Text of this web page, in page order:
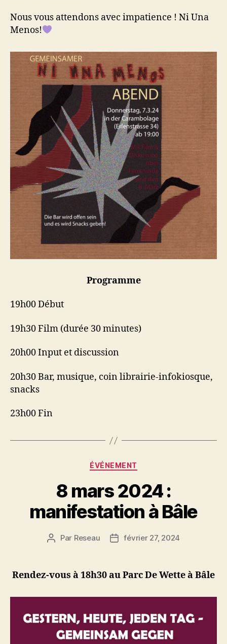
Nous vous attendons avec impatience ! Ni Una
Menos!
Programme
19h00 Début
19h30 Film (durée 30 minutes)
20h00 Input et discussion
20h30 Bar, musique, coin librairie-infokiosque,
snacks
23h00 Fin
Catégories
ÉVÉNEMENT
8 mars 2024 :
manifestation à Bâle
Auteur
Par Reseau
Datefévrier 27, 2024
Rendez-vous à 18h30 au Parc De Wette à Bâle